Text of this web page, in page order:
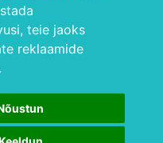
, teie jaoks
reklaamide